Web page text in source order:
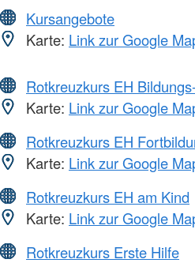
Kursangebote
Karte: Link zur Google
Rotkreuzkurs EH
Karte: Link zur Google
Rotkreuzkurs EH
Karte: Link zur Google
Rotkreuzkurs EH am Kind
Karte: Link zur Google
Rotkreuzkurs Erste Hilfe